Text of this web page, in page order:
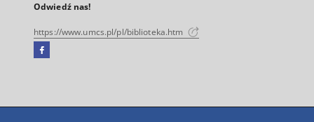
Odwiedź nas!
https://www.umcs.pl/pl/biblioteka.htm
Facebook
się